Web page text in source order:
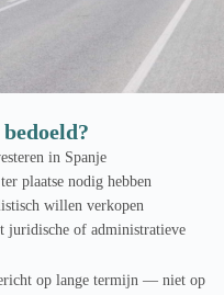
in Spanje
plaatse nodig hebben
willen verkopen
juridische of administratieve
op lange termijn — niet op